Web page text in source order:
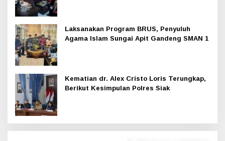
Laksanakan Program BRUS, Penyuluh
Agama Islam Sungai Apit Gandeng SMAN 1
Kematian dr. Alex Cristo Loris Terungkap,
Berikut Kesimpulan Polres Siak